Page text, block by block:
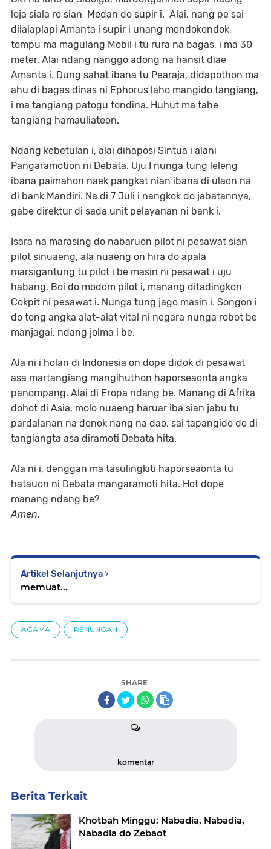
loja siala ro sian Medan do supir i. Alai, nang pe sai
dilalaplapi Amanta i supir i unang mondokondok,
tompu ma magulang Mobil i tu rura na bagas, i ma 30
meter. Alai ndang nanggo adong na hansit diae
Amanta i. Dung sahat ibana tu Pearaja, didapothon ma
ahu di bagas dinas ni Ephorus laho mangido tangiang,
i ma tangiang patogu tondina. Huhut ma tahe
tangiang hamauliateon.
Ndang kebetulan i, alai dihaposi Sintua i alani
Pangaramotion ni Debata. Uju I nunga tung leleng
ibana paimahon naek pangkat nian ibana di ulaon na
di bank Mandiri. Na di 7 Juli i nangkok do jabatannya,
gabe direktur di sada unit pelayanan ni bank i.
Isara na marasing do nabaruon pilot ni pesawat sian
pilot sinuaeng, ala nuaeng on hira do apala
marsigantung tu pilot i be masin ni pesawat i uju
habang. Boi do modom pilot i, manang ditadingkon
Cokpit ni pesawat i. Nunga tung jago masin i. Songon i
do tong angka alat-alat vital ni negara nunga robot be
manjagai, ndang jolma i be.
Ala ni i holan di Indonesia on dope didok di pesawat
asa martangiang mangihuthon haporseaonta angka
panompang. Alai di Eropa ndang be. Manang di Afrika
dohot di Asia, molo nuaeng haruar iba sian jabu tu
pardalanan na donok nang na dao, sai tapangido do di
tangiangta asa diramoti Debata hita.
Ala ni i, denggan ma tasulingkiti haporseaonta tu
hatauon ni Debata mangaramoti hita. Hot dope
manang ndang be?
Amen.
Artikel Selanjutnya
memuat...
AGAMA RENUNGAN
SHARE
komentar
Berita Terkait
Khotbah Minggu: Nabadia, Nabadia,
Nabadia do Zebaot